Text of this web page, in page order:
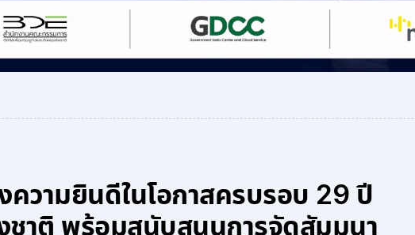
วามยินดีในโอกาสครบรอบ 29 ปี
ชาติ พร้อมสนับสนุนการจัดสัมมนา